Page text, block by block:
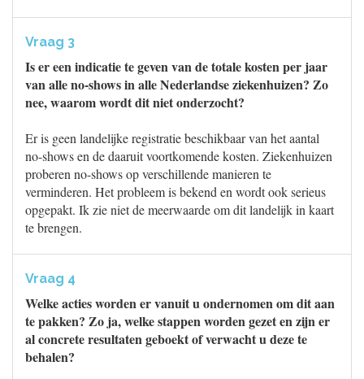
Vraag 3
Is er een indicatie te geven van de totale kosten per jaar
van alle no-shows in alle Nederlandse ziekenhuizen? Zo
nee, waarom wordt dit niet onderzocht?
Er is geen landelijke registratie beschikbaar van het aantal
no-shows en de daaruit voortkomende kosten. Ziekenhuizen
proberen no-shows op verschillende manieren te
verminderen. Het probleem is bekend en wordt ook serieus
opgepakt. Ik zie niet de meerwaarde om dit landelijk in kaart
te brengen.
Vraag 4
Welke acties worden er vanuit u ondernomen om dit aan
te pakken? Zo ja, welke stappen worden gezet en zijn er
al concrete resultaten geboekt of verwacht u deze te
behalen?